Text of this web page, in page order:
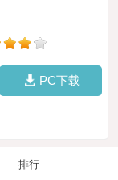
PC下载
排行